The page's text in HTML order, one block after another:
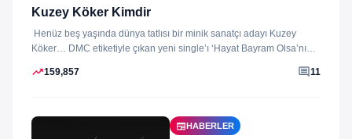
Kuzey Köker Kimdir
Henüz beş yaşında dünya tatlısı bir minik sanatçı adayı Kuzey
Köker… DMC etiketiyle çıkan yeni single’ı ‘Hayat Bayram Olsa’nın
trending_up159,857 comment11
newspaperHABERLER